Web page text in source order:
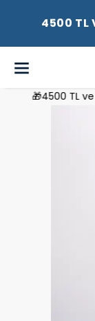
4500 TL
🎁4500 TL ve